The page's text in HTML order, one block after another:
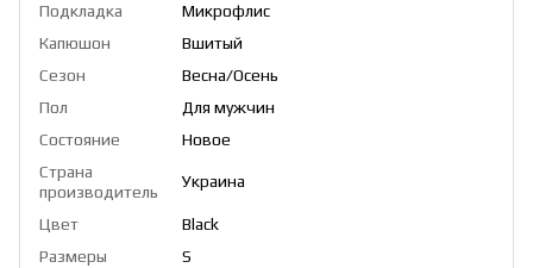
Подкладка
Микрофлис
Капюшон
Вшитый
Сезон
Весна/Осень
Пол
Для мужчин
Состояние
Новое
Страна
производитель
Украина
Цвет
Black
Размеры
S